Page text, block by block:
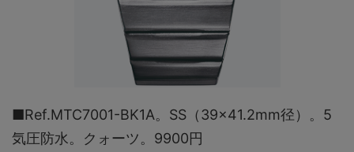
■Ref.MTC7001-BK1A。SS（39×41.2mm径）。5
気圧防水。クォーツ。9900円